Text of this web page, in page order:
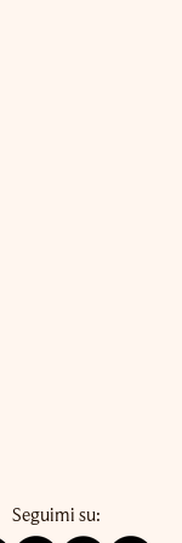
Seguimi su: